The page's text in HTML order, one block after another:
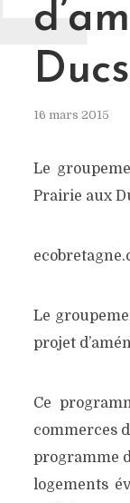
16 mars 2015
Le
Prairie aux
Le
projet
Ce
commerces
programme
logements